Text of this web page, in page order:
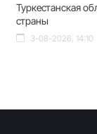
Туркестанская
страны
3-08-2026, 14:10